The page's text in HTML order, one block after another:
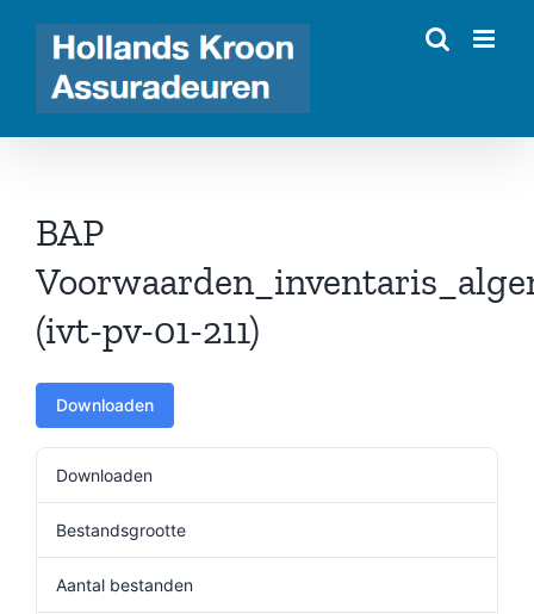
inhoud
BAP
(ivt-pv-01-211)
Downloaden
Downloaden
Bestandsgrootte
Aantal bestanden